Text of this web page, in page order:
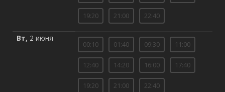
19:20 21:00 22:40
Вт, 2 июня
00:10 01:40 09:30 11:00
12:40 14:20 16:00 17:40
19:20 21:00 22:40